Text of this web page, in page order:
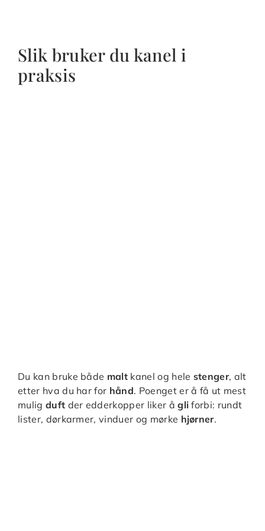
Slik bruker du kanel i
praksis
Du kan bruke både malt kanel og hele stenger, alt
etter hva du har for hånd. Poenget er å få ut mest
mulig duft der edderkopper liker ågli forbi: rundt
lister, dørkarmer, vinduer og mørke hjørner.